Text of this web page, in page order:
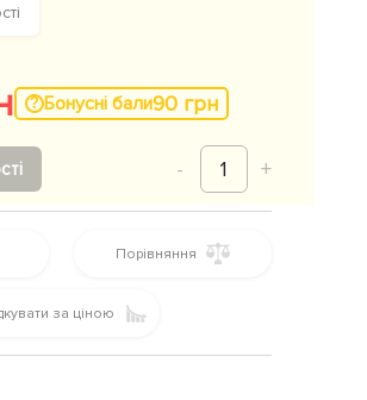
Бонусні бали90 грн
- 1 +
Порівняння
за ціною